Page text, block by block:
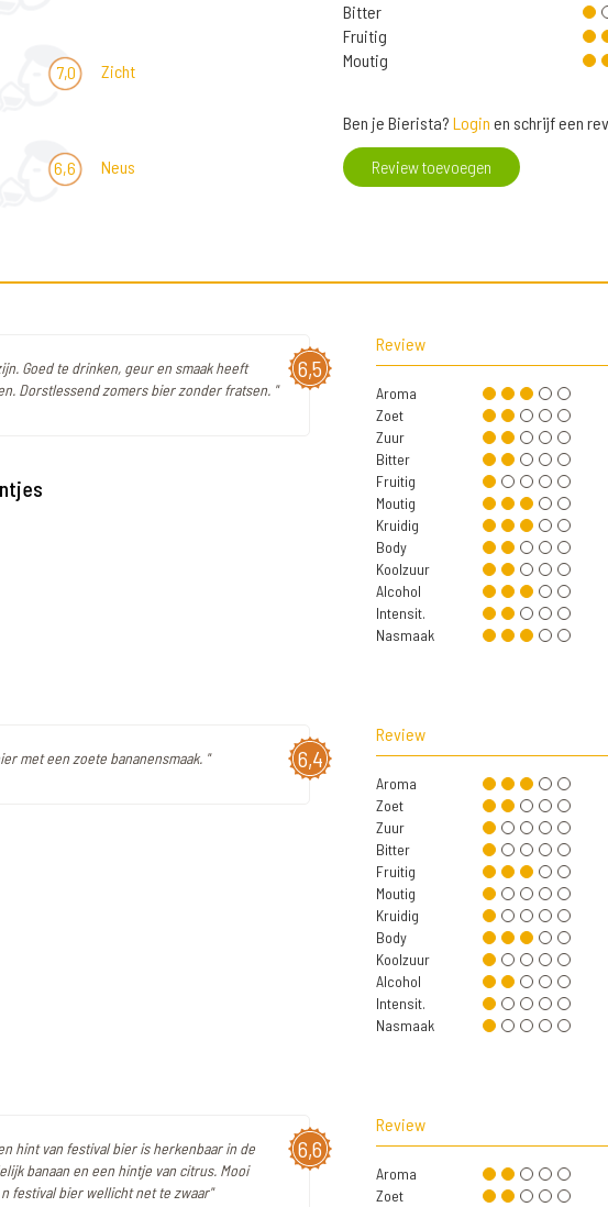
7,0 Zicht
6,6 Neus
Bitter
Fruitig
Moutig
Ben je Bierista? Login en schrijf een
Review toevoegen
6,5
Goed te drinken, geur en smaak heeft
Dorstlessend zomers bier zonder fratsen. "
Review
Aroma
Zoet
Zuur
Bitter
Fruitig
Moutig
Kruidig
Body
Koolzuur
Alcohol
Intensit.
Nasmaak
6,4
met een zoete bananensmaak. "
Review
Aroma
Zoet
Zuur
Bitter
Fruitig
Moutig
Kruidig
Body
Koolzuur
Alcohol
Intensit.
Nasmaak
6,6
hint van festival bier is herkenbaar in de
banaan en een hintje van citrus. Mooi
festival bier wellicht net te zwaar"
Review
Aroma
Zoet